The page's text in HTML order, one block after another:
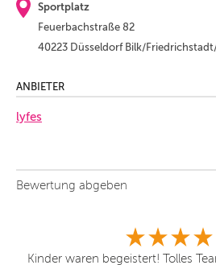
Sportplatz
Feuerbachstraße 82
40223 Düsseldorf Bilk/
ANBIETER
lyfes
Bewertung abgeben
Kinder waren begeistert! Tolles